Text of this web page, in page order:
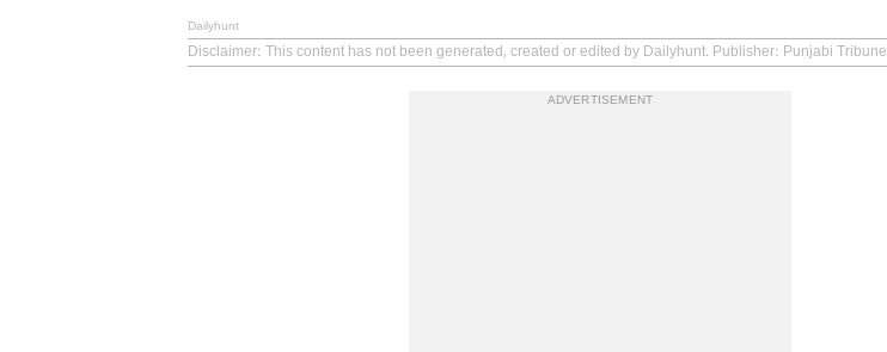
Dailyhunt
Disclaimer: This content has not been generated, created or edited by Dailyhunt. Publisher: Punjabi Tribune
ADVERTISEMENT